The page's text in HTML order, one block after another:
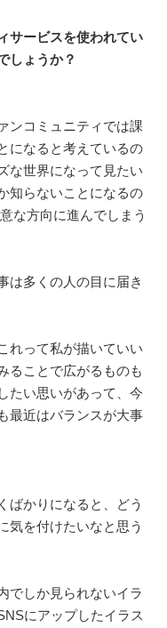
ービスを使われてい
しょうか？
ンコミュニティでは課
になると考えているの
な世界になって見たい
知らないことになるの
な方向に進んでしまう
は多くの人の目に届き
れって私が描いていい
ることで広がるものも
たい思いがあって、今
最近はバランスが大事
ばかりになると、どう
気を付けたいなと思う
でしか見られないイラ
にアップしたイラス